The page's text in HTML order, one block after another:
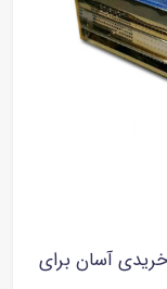
آسان برای